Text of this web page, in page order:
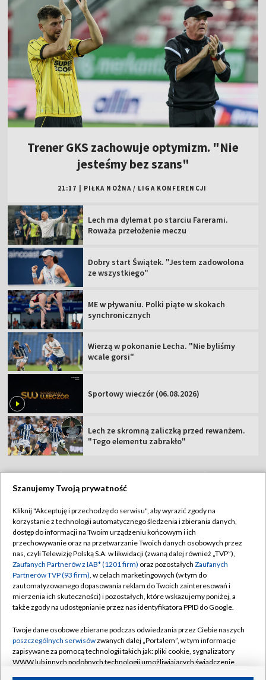
Trener GKS zachowuje optymizm. "Nie
jesteśmy bez szans"
21:17 PIŁKA NOŻNA / LIGA KONFERENCJI
Lech ma dylemat po starciu Farerami.
Roważa przełożenie meczu
Dobry start Świątek. "Jestem zadowolona
ze wszystkiego"
ME w pływaniu. Polki piąte w skokach
synchronicznych
Wierzą w pokonanie Lecha. "Nie byliśmy
wcale gorsi"
Sportowy wieczór (06.08.2026)
Lech ze skromną zaliczką przed rewanżem.
"Tego elementu zabrakło"
Abonament TVP
Sklep TVP
Biuro Reklamy
Oferta Handlowa
Telegazeta ogłoszenia
Rada Programowa
Ogłoszenia przetargowe
Akademia Telewizyjna
Regulamin TVP
Polityka prywatności
Moje zgody
Biuro reklamy
Kontakt
Kanały
©2026 Telewizja Polska Spółka Akcyjna w likwidacji
Szanujemy Twoją prywatność
Kliknij "Akceptuję i przechodzę do serwisu", aby wyrazić zgody na
korzystanie z technologii automatycznego śledzenia i zbierania danych,
dostęp do informacji na Twoim urządzeniu końcowym i ich
przechowywanie oraz na przetwarzanie Twoich danych osobowych przez
nas, czyli Telewizję Polską S.A. w likwidacji (zwaną dalej również „TVP”),
Zaufanych Partnerów z IAB* (1201 firm) oraz pozostałych Zaufanych
Partnerów TVP (93 firm), w celach marketingowych (w tym do
zautomatyzowanego dopasowania reklam do Twoich zainteresowań i
mierzenia ich skuteczności) i pozostałych, które wskazujemy poniżej, a
także zgody na udostępnianie przez nas identyfikatora PPID do Google.
Twoje dane osobowe zbierane podczas odwiedzania przez Ciebie naszych
poszczególnych serwisówzwanych dalej „Portalem”, w tym informacje
zapisywane za pomocą technologii takich jak: pliki cookie, sygnalizatory
WWW lub innych podobnych technologii umożliwiających świadczenie